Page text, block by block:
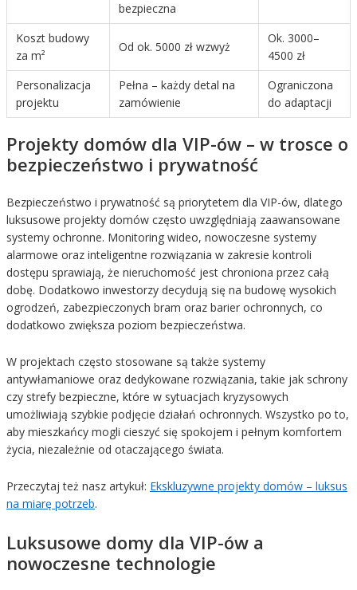
bezpieczna
Koszt budowy
za m²
Od ok. 5000 zł wzwyż
Ok. 3000–
4500 zł
Personalizacja
projektu
Pełna – każdy detal na
zamówienie
Ograniczona
do adaptacji
Projekty domów dla VIP-ów – w trosce o
bezpieczeństwo i prywatność
Bezpieczeństwo i prywatność są priorytetem dla VIP-ów, dlatego
luksusowe projekty domów często uwzględniają zaawansowane
systemy ochronne. Monitoring wideo, nowoczesne systemy
alarmowe oraz inteligentne rozwiązania w zakresie kontroli
dostępu sprawiają, że nieruchomość jest chroniona przez całą
dobę. Dodatkowo inwestorzy decydują się na budowę wysokich
ogrodzeń, zabezpieczonych bram oraz barier ochronnych, co
dodatkowo zwiększa poziom bezpieczeństwa.
W projektach często stosowane są także systemy
antywłamaniowe oraz dedykowane rozwiązania, takie jak schrony
czy strefy bezpieczne, które w sytuacjach kryzysowych
umożliwiają szybkie podjęcie działań ochronnych. Wszystko po to,
aby mieszkańcy mogli cieszyć się spokojem i pełnym komfortem
życia, niezależnie od otaczającego świata.
Przeczytaj też nasz artykuł: Ekskluzywne projekty domów – luksus
na miarę potrzeb.
Luksusowe domy dla VIP-ów a
nowoczesne technologie